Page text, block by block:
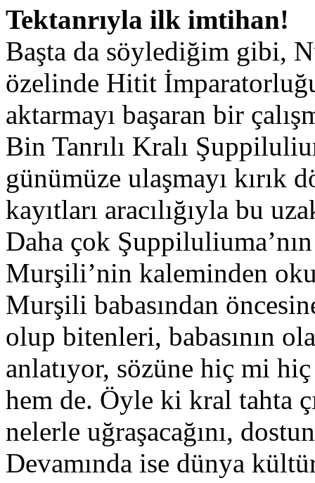
Tektanrıyla ilk imtihan!
Başta da söylediğim gibi,
özelinde Hitit
aktarmayı başaran bir
Bin Tanrılı Kralı
günümüze ulaşmayı kırık
kayıtları aracılığıyla bu
Daha çok
Murşili’nin kaleminden
Murşili babasından
olup bitenleri, babasının
anlatıyor, sözüne hiç mi
hem de. Öyle ki kral tahta
nelerle uğraşacağını,
Devamında ise dünya